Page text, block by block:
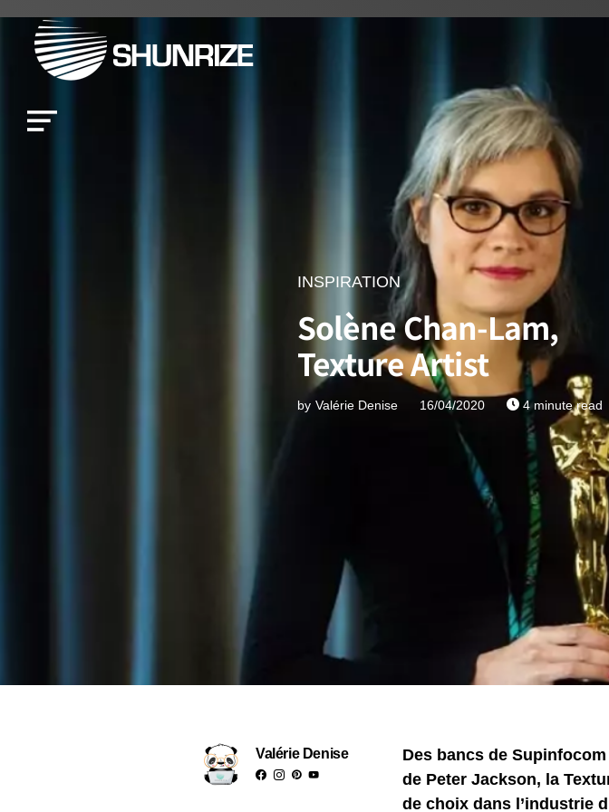
INSPIRATION
Solène Chan-Lam,
Texture Artist
by Valérie Denise 16/04/2020 4 minute read
Valérie Denise
Des bancs de
de Peter Jackson, la
de choix dans l’industrie